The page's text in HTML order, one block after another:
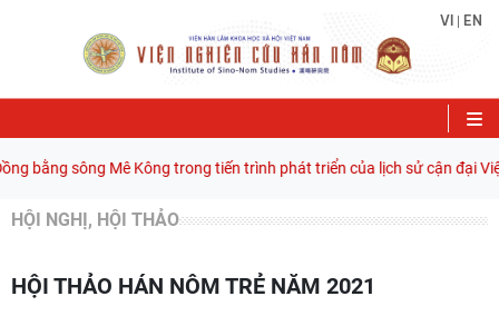
VI EN
bằng sông Mê Kông trong tiến trình phát triển của lịch sử cận đại Việt
HỘI NGHỊ, HỘI THẢO
HỘI THẢO HÁN NÔM TRẺ NĂM 2021